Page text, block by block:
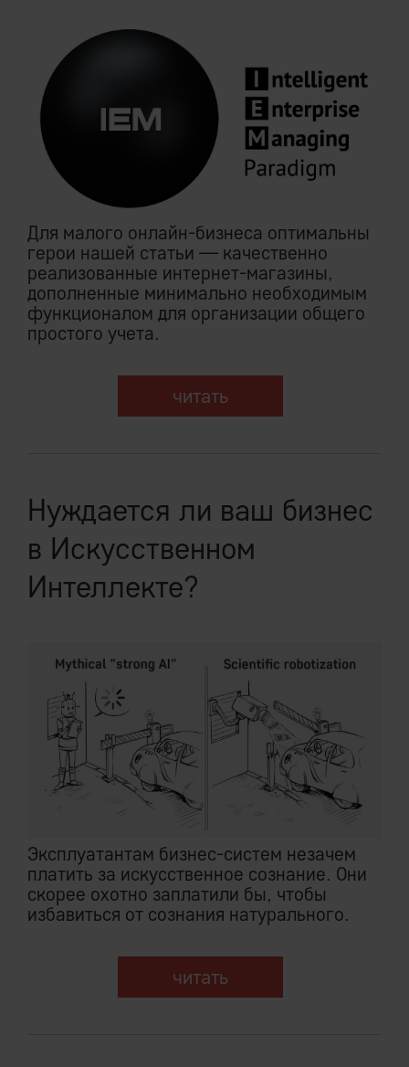
Для малого онлайн-бизнеса оптимальны
герои нашей статьи — качественно
реализованные интернет-магазины,
дополненные минимально необходимым
функционалом для организации общего
простого учета.
читать
Нуждается ли ваш бизнес
в Искусственном
Интеллекте?
Эксплуатантам бизнес-систем незачем
платить за искусственное сознание. Они
скорее охотно заплатили бы, чтобы
избавиться от сознания натурального.
читать